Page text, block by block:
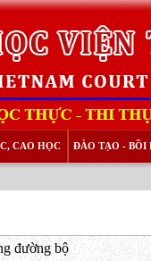
CAO HỌC ĐÀO TẠO - BỒI
đường bộ